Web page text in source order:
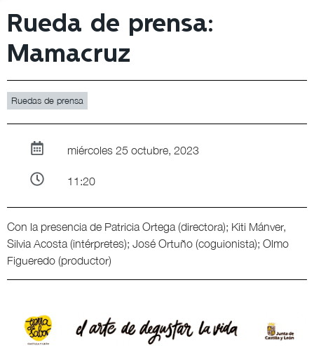
Rueda de prensa:
Mamacruz
Ruedas de prensa
miércoles 25 octubre, 2023
11:20
Con la presencia de Patricia Ortega (directora); Kiti Mánver,
Silvia Acosta (intérpretes); José Ortuño (coguionista); Olmo
Figueredo (productor)